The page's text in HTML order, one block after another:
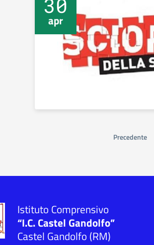
apr
Precedente
Istituto Comprensivo
“I.C. Castel Gandolfo”
Castel Gandolfo (RM)